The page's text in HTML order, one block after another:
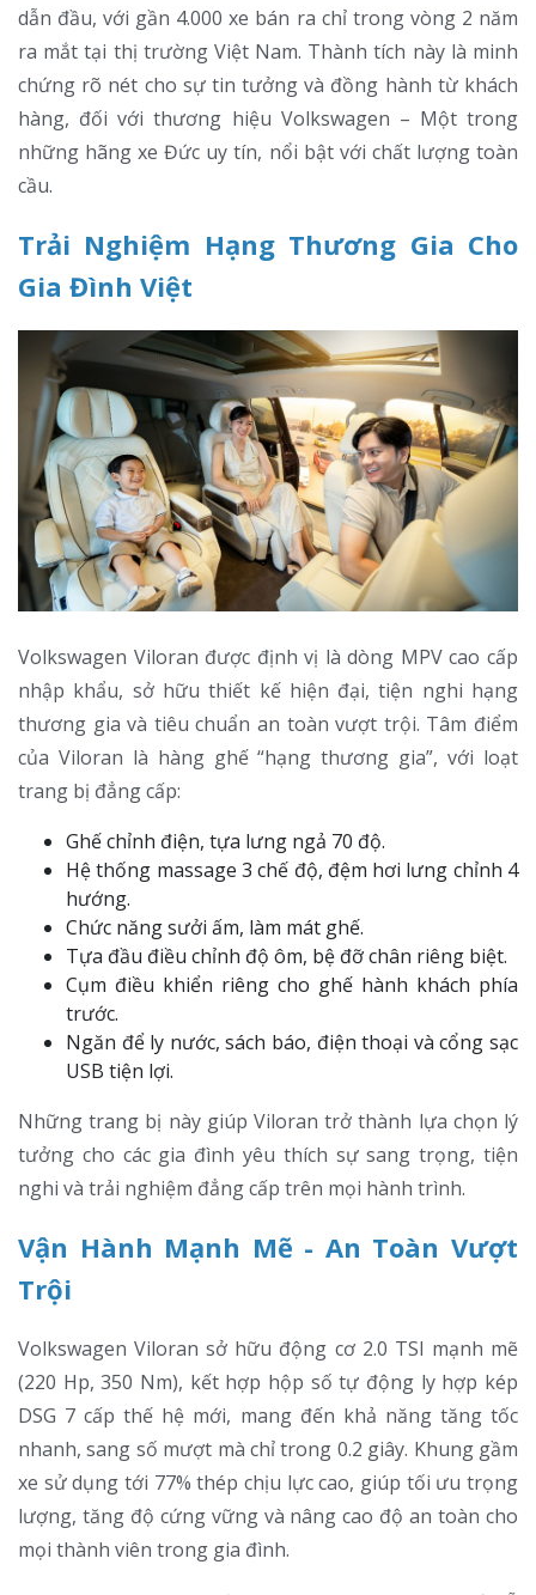
dẫn đầu, với gần 4.000 xe bán ra chỉ trong vòng 2 năm
ra mắt tại thị trường Việt Nam. Thành tích này là minh
chứng rõ nét cho sự tin tưởng và đồng hành từ khách
hàng, đối với thương hiệu Volkswagen – Một trong
những hãng xe Đức uy tín, nổi bật với chất lượng toàn
cầu.
Trải Nghiệm Hạng Thương Gia Cho
Gia Đình Việt
Volkswagen Viloran được định vị là dòng MPV cao cấp
nhập khẩu, sở hữu thiết kế hiện đại, tiện nghi hạng
thương gia và tiêu chuẩn an toàn vượt trội. Tâm điểm
của Viloran là hàng ghế “hạng thương gia”, với loạt
trang bị đẳng cấp:
Ghế chỉnh điện, tựa lưng ngả 70 độ.
Hệ thống massage 3 chế độ, đệm hơi lưng chỉnh 4
hướng.
Chức năng sưởi ấm, làm mát ghế.
Tựa đầu điều chỉnh độ ôm, bệ đỡ chân riêng biệt.
Cụm điều khiển riêng cho ghế hành khách phía
trước.
Ngăn để ly nước, sách báo, điện thoại và cổng sạc
USB tiện lợi.
Những trang bị này giúp Viloran trở thành lựa chọn lý
tưởng cho các gia đình yêu thích sự sang trọng, tiện
nghi và trải nghiệm đẳng cấp trên mọi hành trình.
Vận Hành Mạnh Mẽ - An Toàn Vượt
Trội
Volkswagen Viloran sở hữu động cơ 2.0 TSI mạnh mẽ
(220 Hp, 350 Nm), kết hợp hộp số tự động ly hợp kép
DSG 7 cấp thế hệ mới, mang đến khả năng tăng tốc
nhanh, sang số mượt mà chỉ trong 0.2 giây. Khung gầm
xe sử dụng tới 77% thép chịu lực cao, giúp tối ưu trọng
lượng, tăng độ cứng vững và nâng cao độ an toàn cho
mọi thành viên trong gia đình.